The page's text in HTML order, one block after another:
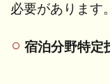
必要があります。
宿泊分野特定